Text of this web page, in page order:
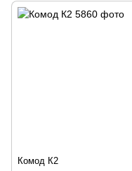
Комод К2